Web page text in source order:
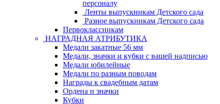
персоналу
Ленты выпускникам Детского сада
Разное выпускникам Детского сада
Первоклассникам
НАГРАДНАЯ АТРИБУТИКА
Медали закатные 56 мм
Медали, значки и кубки с вашей надписью
Медали юбилейные
Медали по разным поводам
Награды к свадебным датам
Ордена и значки
Кубки